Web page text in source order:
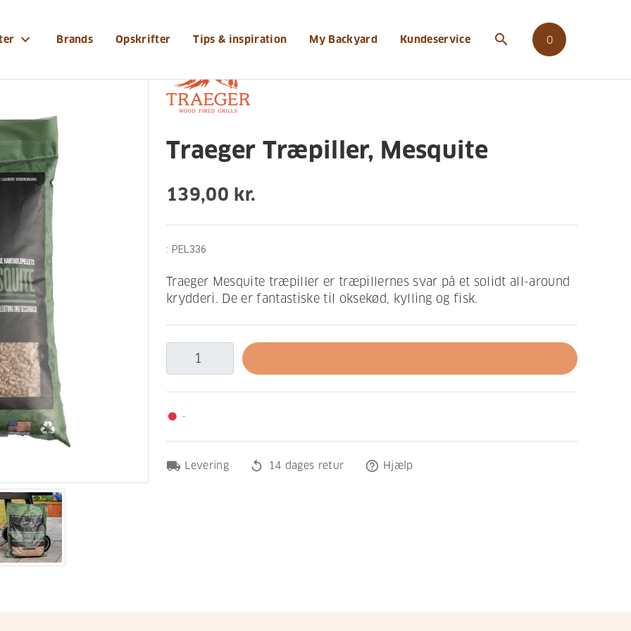
expand_more Brands Opskrifter Tips & inspiration My Backyard Kundeservice search 0
Traeger Træpiller, Mesquite
139,00 kr.
: PEL336
Traeger Mesquite træpiller er træpillernes svar på et solidt all-around
krydderi. De er fantastiske til oksekød, kylling og fisk.
fiber_manual_record -
local_shipping Levering replay 14 dages retur help_outline Hjælp